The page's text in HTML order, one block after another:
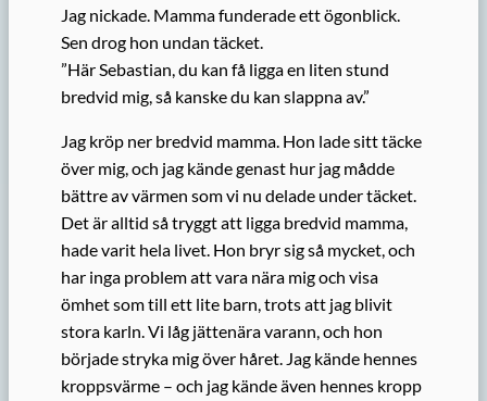
Jag nickade. Mamma funderade ett ögonblick.
Sen drog hon undan täcket.
”Här Sebastian, du kan få ligga en liten stund
bredvid mig, så kanske du kan slappna av.”
Jag kröp ner bredvid mamma. Hon lade sitt täcke
över mig, och jag kände genast hur jag mådde
bättre av värmen som vi nu delade under täcket.
Det är alltid så tryggt att ligga bredvid mamma,
hade varit hela livet. Hon bryr sig så mycket, och
har inga problem att vara nära mig och visa
ömhet som till ett lite barn, trots att jag blivit
stora karln. Vi låg jättenära varann, och hon
började stryka mig över håret. Jag kände hennes
kroppsvärme – och jag kände även hennes kropp